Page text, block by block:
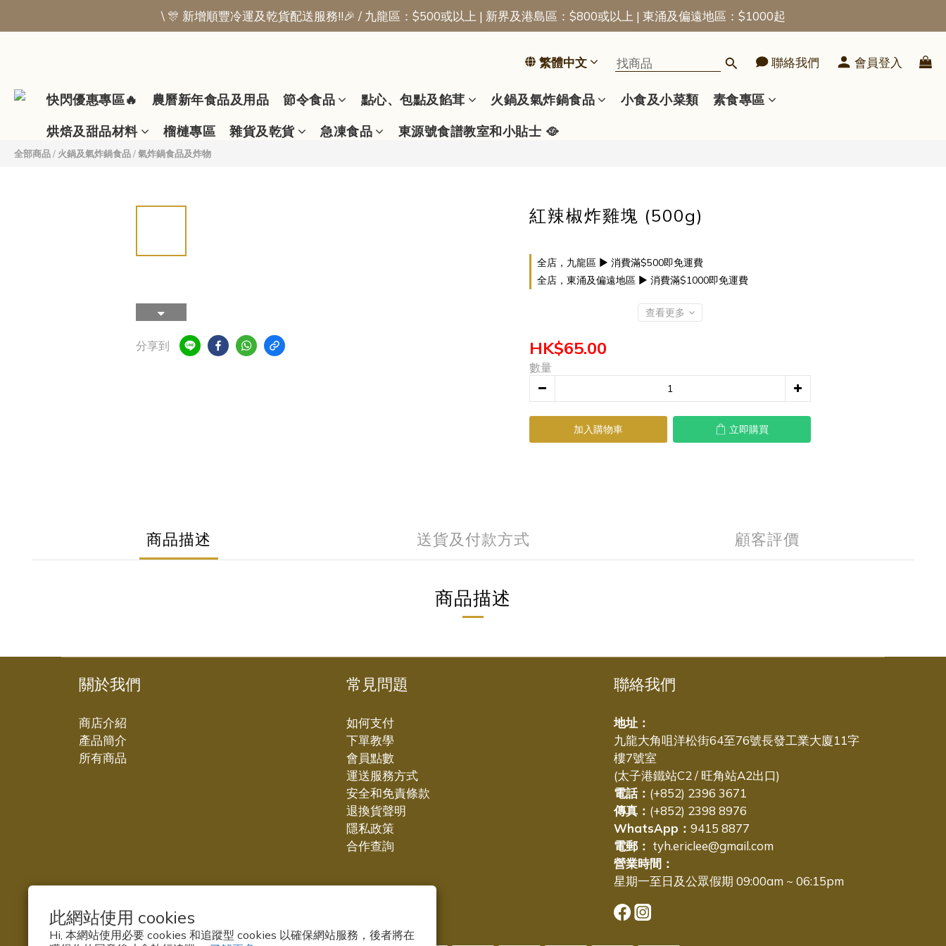
此網站使用 cookies
Hi, 本網站使用必要 cookies 和追蹤型 cookies 以確保網站服務，後者將在
📢新會員優惠 | 首張訂單即享$50迎新獎賞
\ 🎊 新增順豐冷運及乾貨配送服務!!🎉 / 九龍區：$500或以上 | 新界及港島區：$800或以上 | 東涌及偏遠地區：$1000起
繁體中文
聯絡我們 會員登入
快閃優惠專區🔥 農曆新年食品及用品 節令食品 點心、包點及餡茸 火鍋及氣炸鍋食品 小食及小菜類
素食專區
烘焙及甜品材料
榴槤專區 雜貨及乾貨 急凍食品 東源號食譜教室和小貼士 🥘
全部商品/ 火鍋及氣炸鍋食品/氣炸鍋食品及炸物
分享到
紅辣椒炸雞塊 (500g)
全店，九龍區 ▶ 消費滿$500即免運費
全店，東涌及偏遠地區 ▶ 消費滿$1000即免運費
查看更多
HK$65.00
數量
加入購物車 立即購買
商品描述 送貨及付款方式 顧客評價
商品描述
立即購買
關於我們
商店介紹
產品簡介
所有商品
常見問題
如何支付
下單教學
會員點數
運送服務方式
安全和免責條款
退換貨聲明
隱私政策
合作查詢
聯絡我們
地址：
九龍大角咀洋松街64至76號長發工業大廈11字
樓7號室
(太子港鐵站C2 / 旺角站A2出口)
電話： (+852) 2396 3671
傳真： (+852) 2398 8976
WhatsApp： 9415 8877
電郵： tyh.ericlee@gmail.com
營業時間：
星期一至日及公眾假期 09:00am ~ 06:15pm